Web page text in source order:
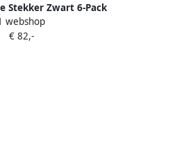
Stekker Zwart 6-Pack
webshop
€ 82,-